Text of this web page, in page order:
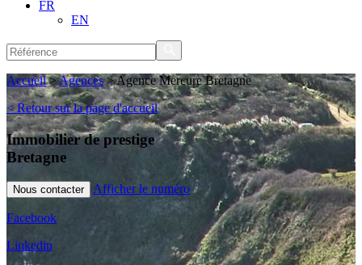
FR
EN
Accueil>Agences>Agence Mercure Bretagne
< Retour sur la page d'accueil
Immobilier de prestige
Bretagne
Nous contacter Afficher le numéro
Facebook
Linkedin